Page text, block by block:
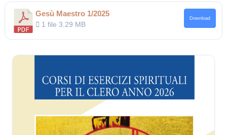
Gesù Maestro 1/2025
1 file3.29 MB
Download